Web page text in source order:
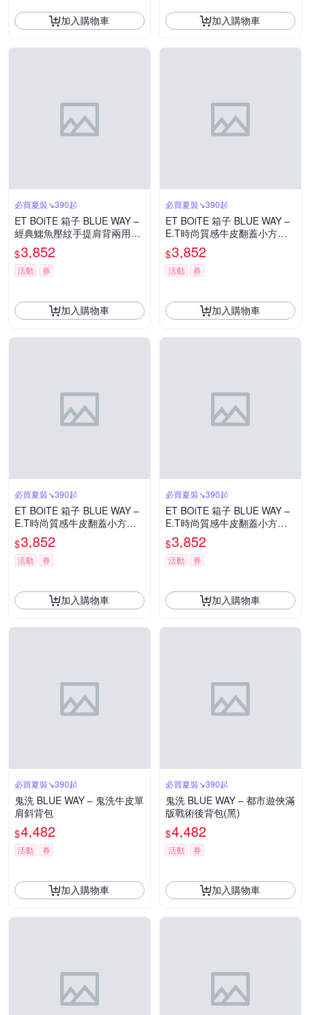
加入購物車 加入購物車
必買夏裝↘390起
ET BOiTE 箱子 BLUE WAY –
經典鱷魚壓紋手提肩背兩用牛
皮托特包
$3,852
活動 券
加入購物車
必買夏裝↘390起
ET BOiTE 箱子 BLUE WAY –
E.T時尚質感牛皮翻蓋小方包
(可可灰)
$3,852
活動 券
加入購物車
必買夏裝↘390起
ET BOiTE 箱子 BLUE WAY –
E.T時尚質感牛皮翻蓋小方包
(編織棕)
$3,852
活動 券
加入購物車
必買夏裝↘390起
ET BOiTE 箱子 BLUE WAY –
E.T時尚質感牛皮翻蓋小方包
(奶油米)
$3,852
活動 券
加入購物車
必買夏裝↘390起
鬼洗 BLUE WAY – 鬼洗牛皮單
肩斜背包
$4,482
活動 券
加入購物車
必買夏裝↘390起
鬼洗 BLUE WAY – 都市遊俠滿
版戰術後背包(黑)
$4,482
活動 券
加入購物車